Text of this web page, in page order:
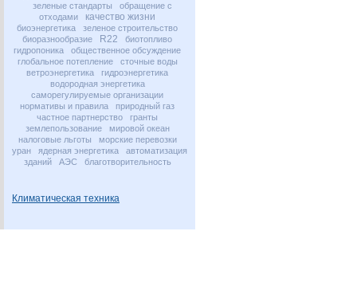
зеленые стандарты
обращение с
отходами
качество жизни
биоэнергетика
зеленое строительство
биоразнообразие
R22
биотопливо
гидропоника
общественное обсуждение
глобальное потепление
сточные воды
ветроэнергетика
гидроэнергетика
водородная энергетика
саморегулируемые организации
нормативы и правила
природный газ
частное партнерство
гранты
землепользование
мировой океан
налоговые льготы
морские перевозки
уран
ядерная энергетика
автоматизация
зданий
АЭС благотворительность
Климатическая техника